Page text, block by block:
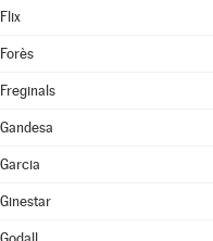
Flix
Forès
Freginals
Gandesa
Garcia
Ginestar